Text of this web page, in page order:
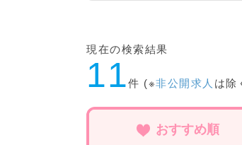
現在の検索結果
11件 (※非公開求人 は除
おすすめ順